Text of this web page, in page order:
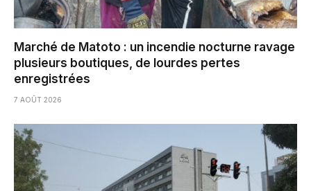
Marché de Matoto : un incendie nocturne ravage
plusieurs boutiques, de lourdes pertes
enregistrées
7 AOÛT 2026